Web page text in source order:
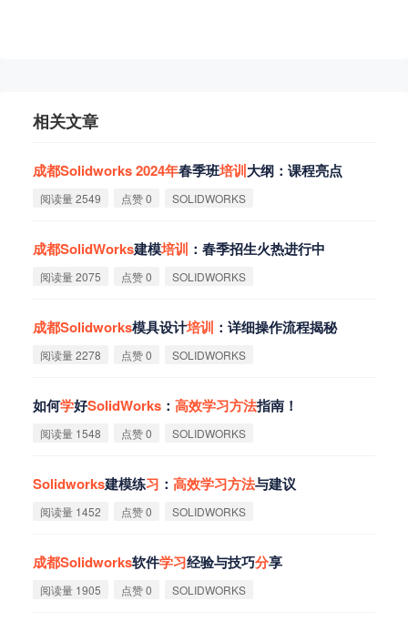
相关文章
成都Solidworks2024年春季班培训大纲：课程亮点
阅读量 2549 点赞 0 SOLIDWORKS
成都SolidWorks建模培训 ：春季招生火热进行中
阅读量 2075 点赞 0 SOLIDWORKS
成都Solidworks模具设计培训 ：详细操作流程揭秘
阅读量 2278 点赞 0 SOLIDWORKS
如何学好SolidWorks ： 高效学习方法指南！
阅读量 1548 点赞 0 SOLIDWORKS
Solidworks建模练习 ： 高效学习方法与建议
阅读量 1452 点赞 0 SOLIDWORKS
成都Solidworks软件学习经验与技巧分享‌
阅读量 1905 点赞 0 SOLIDWORKS